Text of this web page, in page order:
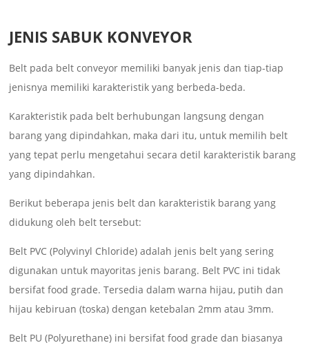
JENIS SABUK KONVEYOR
Belt pada belt conveyor memiliki banyak jenis dan tiap-tiap
jenisnya memiliki karakteristik yang berbeda-beda.
Karakteristik pada belt berhubungan langsung dengan
barang yang dipindahkan, maka dari itu, untuk memilih belt
yang tepat perlu mengetahui secara detil karakteristik barang
yang dipindahkan.
Berikut beberapa jenis belt dan karakteristik barang yang
didukung oleh belt tersebut:
Belt PVC (Polyvinyl Chloride) adalah jenis belt yang sering
digunakan untuk mayoritas jenis barang. Belt PVC ini tidak
bersifat food grade. Tersedia dalam warna hijau, putih dan
hijau kebiruan (toska) dengan ketebalan 2mm atau 3mm.
Belt PU (Polyurethane) ini bersifat food grade dan biasanya